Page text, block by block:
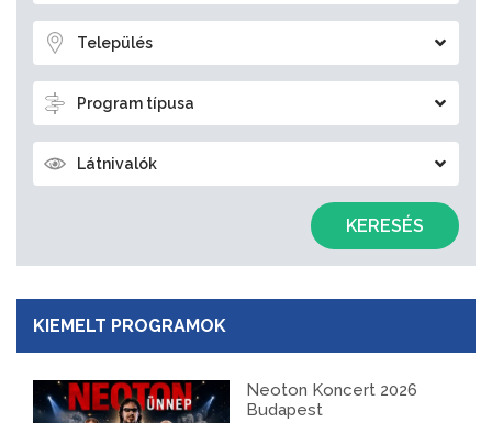
Település
Program típusa
Látnivalók
KERESÉS
KIEMELT PROGRAMOK
Neoton Koncert 2026
Budapest